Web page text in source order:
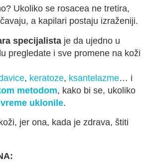
Ukoliko se rosacea ne tretira,
a kapilari postaju izraženiji.
specijalista je da ujedno u
pregledate i sve promene na koži
, keratoze, ksantelazme… i
metodom, kako bi se, ukoliko
uklonile.
jer ona, kada je zdrava, štiti